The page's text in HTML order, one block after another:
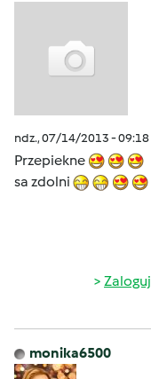
ndz., 07/14/2013 - 09:18
Przepiekne
sa zdolni
Zaloguj
monika6500